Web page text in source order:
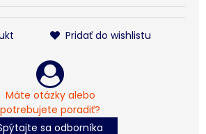
Pridať do wishlistu
Máte otázky alebo
potrebujete poradiť?
sa odborníka